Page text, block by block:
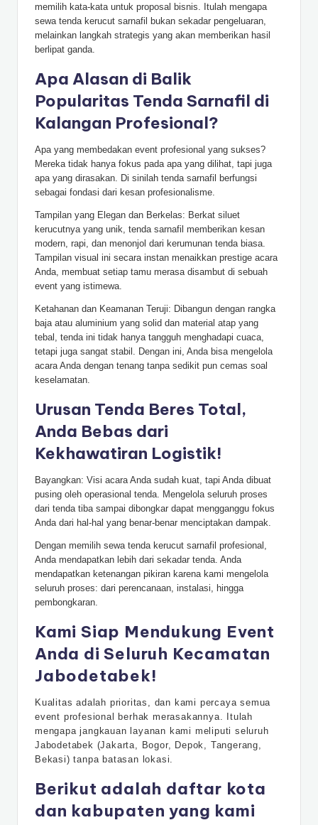
memilih kata-kata untuk proposal bisnis. Itulah mengapa
sewa tenda kerucut sarnafil bukan sekadar pengeluaran,
melainkan langkah strategis yang akan memberikan hasil
berlipat ganda.
Apa Alasan di Balik
Popularitas Tenda Sarnafil di
Kalangan Profesional?
Apa yang membedakan event profesional yang sukses?
Mereka tidak hanya fokus pada apa yang dilihat, tapi juga
apa yang dirasakan. Di sinilah tenda sarnafil berfungsi
sebagai fondasi dari kesan profesionalisme.
Tampilan yang Elegan dan Berkelas: Berkat siluet
kerucutnya yang unik, tenda sarnafil memberikan kesan
modern, rapi, dan menonjol dari kerumunan tenda biasa.
Tampilan visual ini secara instan menaikkan prestige acara
Anda, membuat setiap tamu merasa disambut di sebuah
event yang istimewa.
Ketahanan dan Keamanan Teruji: Dibangun dengan rangka
baja atau aluminium yang solid dan material atap yang
tebal, tenda ini tidak hanya tangguh menghadapi cuaca,
tetapi juga sangat stabil. Dengan ini, Anda bisa mengelola
acara Anda dengan tenang tanpa sedikit pun cemas soal
keselamatan.
Urusan Tenda Beres Total,
Anda Bebas dari
Kekhawatiran Logistik!
Bayangkan: Visi acara Anda sudah kuat, tapi Anda dibuat
pusing oleh operasional tenda. Mengelola seluruh proses
dari tenda tiba sampai dibongkar dapat mengganggu fokus
Anda dari hal-hal yang benar-benar menciptakan dampak.
Dengan memilih sewa tenda kerucut sarnafil profesional,
Anda mendapatkan lebih dari sekadar tenda. Anda
mendapatkan ketenangan pikiran karena kami mengelola
seluruh proses: dari perencanaan, instalasi, hingga
pembongkaran.
Kami Siap Mendukung Event
Anda di Seluruh Kecamatan
Jabodetabek!
Kualitas adalah prioritas, dan kami percaya semua
event profesional berhak merasakannya. Itulah
mengapa jangkauan layanan kami meliputi seluruh
Jabodetabek (Jakarta, Bogor, Depok, Tangerang,
Bekasi) tanpa batasan lokasi.
Berikut adalah daftar kota
dan kabupaten yang kami